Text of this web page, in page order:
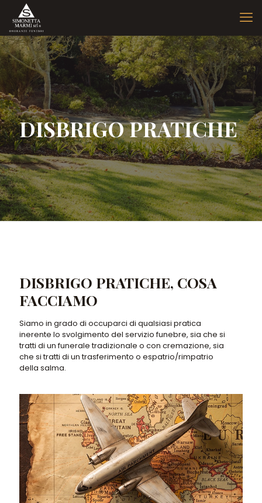
DISBRIGO PRATICHE
DISBRIGO PRATICHE, COSA
FACCIAMO
Siamo in grado di occuparci di qualsiasi pratica
inerente lo svolgimento del servizio funebre, sia che si
tratti di un funerale tradizionale o con cremazione, sia
che si tratti di un trasferimento o espatrio/rimpatrio
della salma.